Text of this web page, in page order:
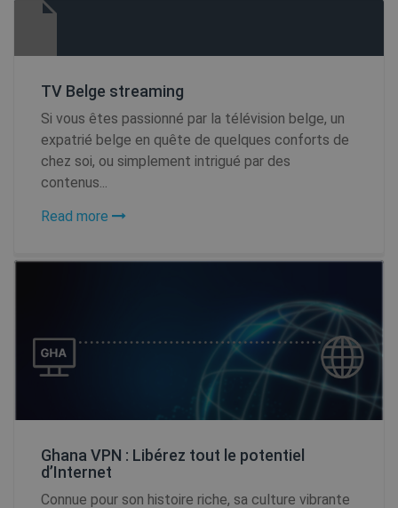
TV Belge streaming
Si vous êtes passionné par la télévision belge, un
expatrié belge en quête de quelques conforts de
chez soi, ou simplement intrigué par des
contenus...
Read more
Ghana VPN : Libérez tout le potentiel
d’Internet
Connue pour son histoire riche, sa culture vibrante